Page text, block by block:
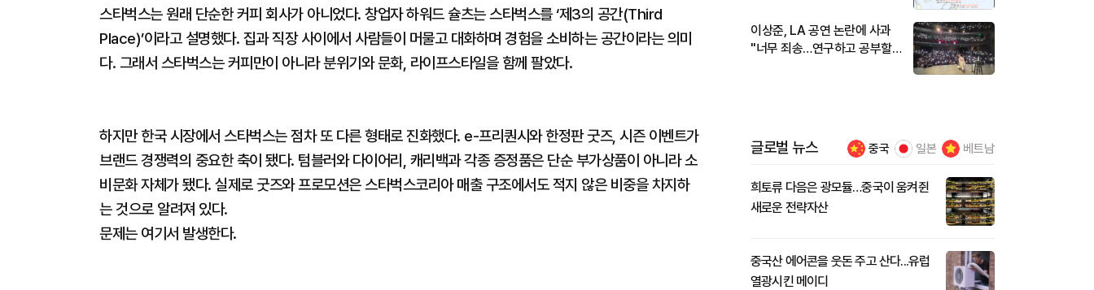
스타벅스는 원래 단순한 커피 회사가 아니었다. 창업자 하워드 슐츠는 스타벅스를 ‘제3의 공간(Third
Place)’이라고 설명했다. 집과 직장 사이에서 사람들이 머물고 대화하며 경험을 소비하는 공간이라는 의미
다. 그래서 스타벅스는 커피만이 아니라 분위기와 문화, 라이프스타일을 함께 팔았다.
하지만 한국 시장에서 스타벅스는 점차 또 다른 형태로 진화했다. e-프리퀀시와 한정판 굿즈, 시즌 이벤트가
브랜드 경쟁력의 중요한 축이 됐다. 텀블러와 다이어리, 캐리백과 각종 증정품은 단순 부가상품이 아니라 소
비문화 자체가 됐다. 실제로 굿즈와 프로모션은 스타벅스코리아 매출 구조에서도 적지 않은 비중을 차지하
는 것으로 알려져 있다.
문제는 여기서 발생한다.
이상준, LA 공연 논란에 사과
"너무 죄송…연구하고 공부할
글로벌 뉴스 중국 일본 베트남
희토류 다음은 광모듈…중국이 움켜쥔
새로운 전략자산
중국산 에어콘을 웃돈 주고 산다...유럽
열광시킨 메이디